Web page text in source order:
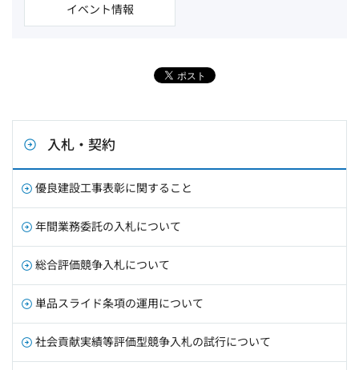
イベント情報
入札・契約
優良建設工事表彰に関すること
年間業務委託の入札について
総合評価競争入札について
単品スライド条項の運用について
社会貢献実績等評価型競争入札の試行について